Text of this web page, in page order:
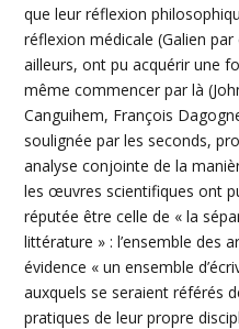
que leur réflexion
réflexion médicale (Galien
ailleurs, ont pu acquérir une
même commencer par là
Canguihem, François
soulignée par les seconds,
analyse conjointe de la
les œuvres scientifiques ont
réputée être celle de « la
littérature » : l’ensemble des
évidence « un ensemble
auxquels se seraient référés
pratiques de leur propre